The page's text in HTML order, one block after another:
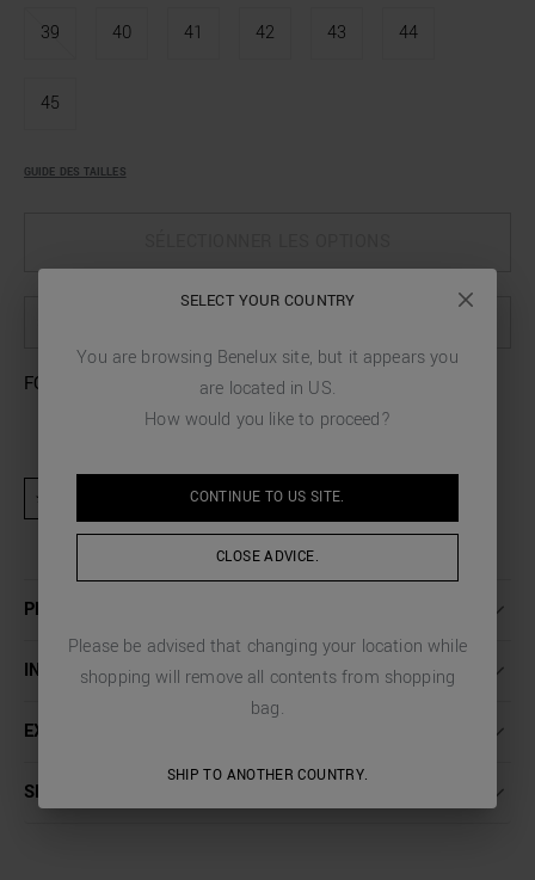
39 40 41 42 43 44
45
GUIDE DES TAILLES
FOOTWEAR
★ Produit exclu des activités promotionnelles et codes de réduction
PLUS DE DÉTAILS
INSTRUCTIONS DE LAVAGE
EXPÉDITION ET RETOURS
SERVICE CLIENT
SELECT YOUR COUNTRY
You are browsing Beneluxsite, but it appears you
are located in US.
How would you like to proceed?
CONTINUE TO US SITE.
CLOSE ADVICE.
Please be advised that changing your location while
shopping will remove all contents from shopping
bag.
SHIP TO ANOTHER COUNTRY.